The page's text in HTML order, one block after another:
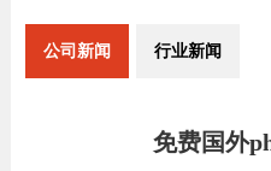
公司新闻 行业新闻
免费国外